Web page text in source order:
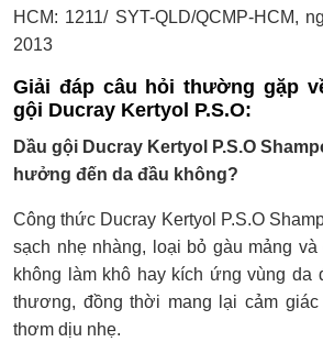
HCM: 1211/ SYT-QLD/QCMP-HCM,
2013
Giải đáp câu hỏi thường gặp
gội Ducray Kertyol P.S.O:
Dầu gội Ducray Kertyol P.S.O
hưởng đến da đầu không?
Công thức Ducray Kertyol P.S.O
sạch nhẹ nhàng, loại bỏ gàu mảng và
không làm khô hay kích ứng vùng da
thương, đồng thời mang lại cảm
thơm dịu nhẹ.